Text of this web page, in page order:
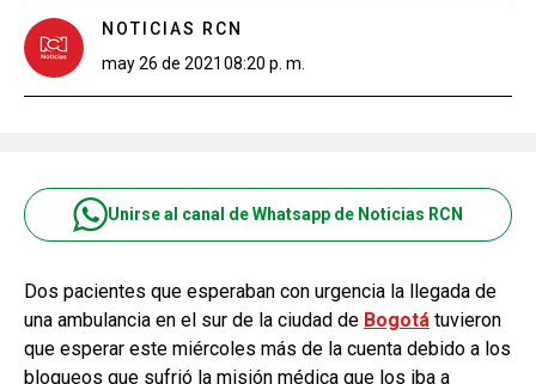
NOTICIAS RCN
may 26 de 2021 08:20 p. m.
Unirse al canal de Whatsapp de Noticias RCN
Dos pacientes que esperaban con urgencia la llegada de
una ambulancia en el sur de la ciudad de Bogotá tuvieron
que esperar este miércoles más de la cuenta debido a los
bloqueos que sufrió la misión médica que los iba a